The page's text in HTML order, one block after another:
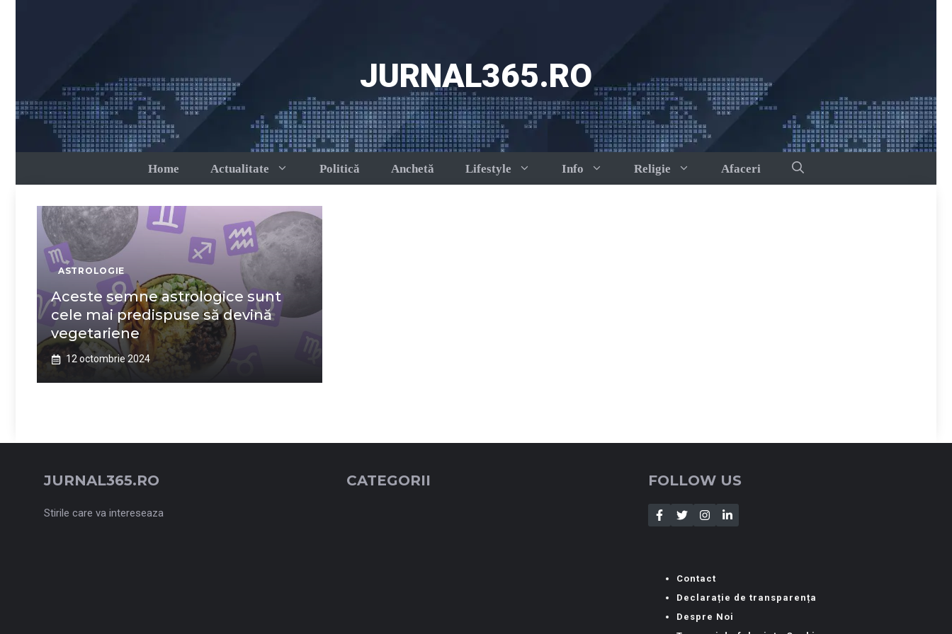
JURNAL365.RO
Home Actualitate Politică Anchetă Lifestyle Info Religie Afaceri
ASTROLOGIE
Aceste semne astrologice sunt
cele mai predispuse să devină
vegetariene
12 octombrie 2024
JURNAL365.RO
Stirile care va intereseaza
CATEGORII FOLLOW US
Contact
Declarație de transparența
Despre Noi